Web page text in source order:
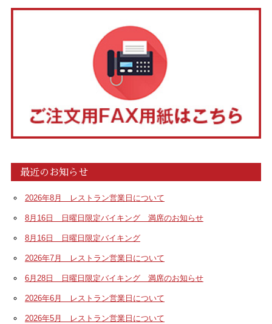
最近のお知らせ
2026年8月 レストラン営業日について
8月16日 日曜日限定バイキング 満席のお知らせ
8月16日 日曜日限定バイキング
2026年7月 レストラン営業日について
6月28日 日曜日限定バイキング 満席のお知らせ
2026年6月 レストラン営業日について
2026年5月 レストラン営業日について